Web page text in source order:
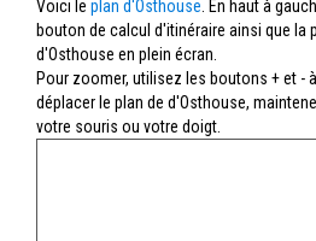
Voici le plan d'Osthouse . En haut à
bouton de calcul d'itinéraire ainsi que la
d'Osthouse en plein écran.
Pour zoomer, utilisez les boutons + et -
déplacer le plan de d'Osthouse,
votre souris ou votre doigt.